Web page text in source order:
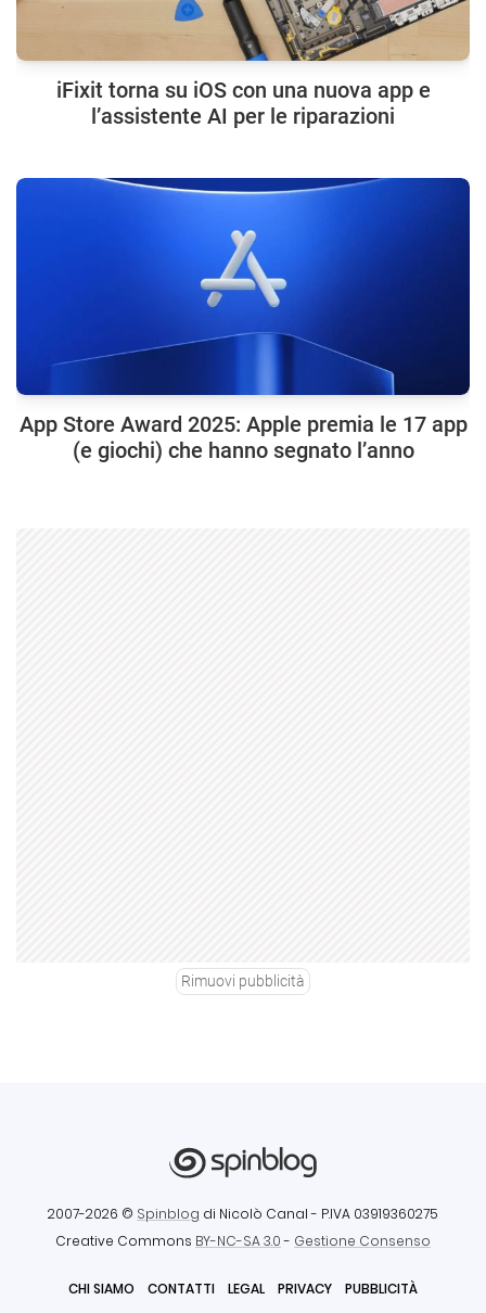
iFixit torna su iOS con una nuova app e
l’assistente AI per le riparazioni
App Store Award 2025: Apple premia le 17 app
(e giochi) che hanno segnato l’anno
Rimuovi pubblicità
2007-2026 © Spinblog di Nicolò Canal - P.IVA 03919360275
Creative Commons BY-NC-SA 3.0- Gestione Consenso
CHI SIAMO CONTATTI LEGAL PRIVACY PUBBLICITÀ